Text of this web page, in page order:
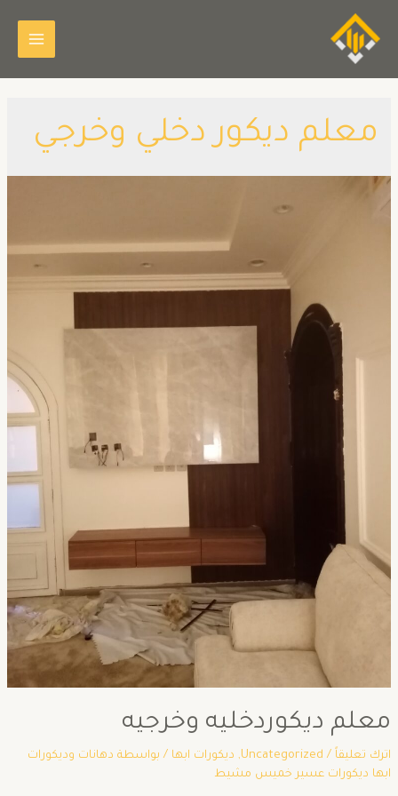
معلم ديكور دخلي وخرجي
معلم ديكوردخليه وخرجيه
اترك تعليقاً /
Uncategorized
, ديكورات ابها / بواسطة دهانات وديكورات
ابها ديكورات عسير خميس مشيط